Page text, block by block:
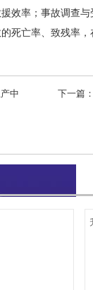
效率；事故调查
死亡率、致残率
中 下一篇：